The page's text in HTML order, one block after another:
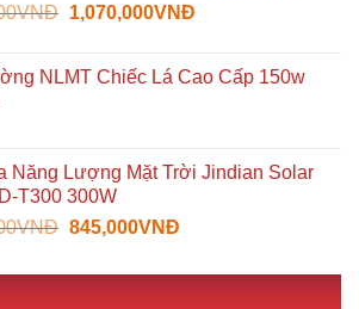
5,959,000VNĐ.là:
VNĐ Giá
2,150,000VNĐ.
1,070,000VNĐGiá
là:
NLMT Chiếc Lá Cao Cấp 150w
Năng Lượng Mặt Trời Jindian Solar
T300 300W
VNĐ Giá
là:
845,000VNĐGiá
tại